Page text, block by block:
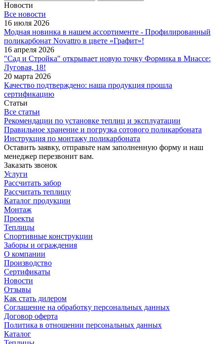
Новости
Все новости
16 июля 2026
Модная новинка в нашем ассортименте - Профилированный
поликарбонат Novattro в цвете «Графит»!
16 апреля 2026
"Сад и Стройка" открывает новую точку Формика в Миассе:
Луговая, 18!
20 марта 2026
Качество подтверждено: наша продукция прошла
сертификацию
Статьи
Все статьи
Рекомендации по установке теплиц и эксплуатации
Правильное хранение и погрузка сотового поликарбоната
Инструкция по монтажу поликарбоната
Оставить заявку, отправьте нам заполненную форму и наш
менеджер перезвонит вам.
Заказать звонок
Услуги
Рассчитать забор
Рассчитать теплицу
Каталог продукции
Монтаж
Проекты
Теплицы
Спортивные конструкции
Заборы и ограждения
О компании
Производство
Сертификаты
Новости
Отзывы
Как стать дилером
Соглашение на обработку персональных данных
Договор оферта
Политика в отношении персональных данных
Каталог